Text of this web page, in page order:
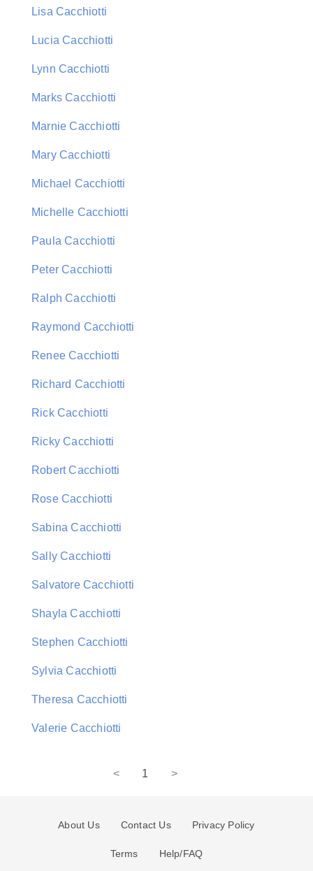
Lisa Cacchiotti
Lucia Cacchiotti
Lynn Cacchiotti
Marks Cacchiotti
Marnie Cacchiotti
Mary Cacchiotti
Michael Cacchiotti
Michelle Cacchiotti
Paula Cacchiotti
Peter Cacchiotti
Ralph Cacchiotti
Raymond Cacchiotti
Renee Cacchiotti
Richard Cacchiotti
Rick Cacchiotti
Ricky Cacchiotti
Robert Cacchiotti
Rose Cacchiotti
Sabina Cacchiotti
Sally Cacchiotti
Salvatore Cacchiotti
Shayla Cacchiotti
Stephen Cacchiotti
Sylvia Cacchiotti
Theresa Cacchiotti
Valerie Cacchiotti
< 1 >
About Us Contact Us Privacy Policy
Terms Help/FAQ